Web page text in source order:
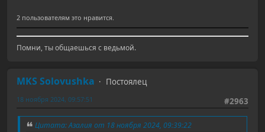
2 пользователям это нравится.
Помни, ты общаешься с ведьмой.
MKS Solovushka
Постоялец
#2963
18 ноября 2024, 09:57:51
Цитата: Азалия от 18 ноября 2024, 09:39:22